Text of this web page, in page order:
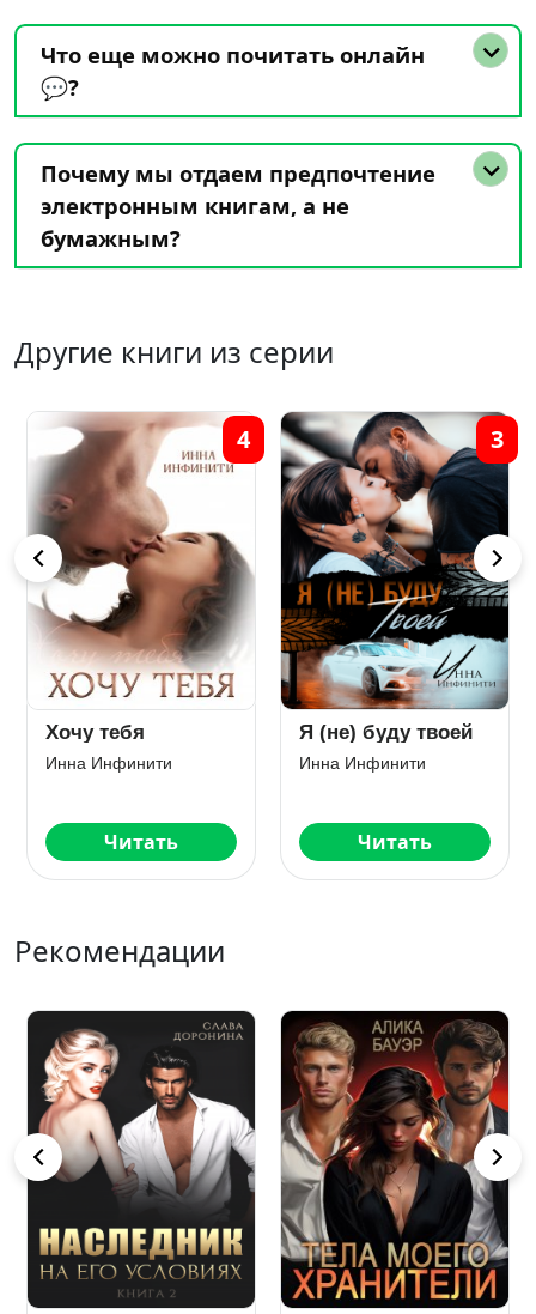
Что еще можно почитать онлайн
💬?
Почему мы отдаем предпочтение
электронным книгам, а не
бумажным?
Другие книги из серии
Хочу тебя
Инна Инфинити
Читать
4
Я (не) буду твоей
Инна Инфинити
Читать
3
Рекомендации